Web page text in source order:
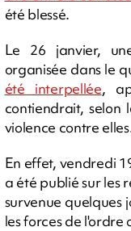
été blessé.
Le 26 janvier,
organisée dans le
été interpellée,
contiendrait,
violence contre
En effet, vendredi
a été publié sur les
survenue quelques
les forces de l'ordre